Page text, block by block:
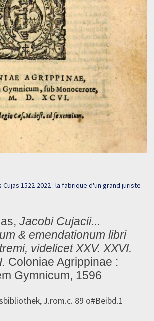
Cujas 1522-2022 : la fabrique d'un grand juriste
Jacobi Cujacii...
& emendationum libri
videlicet XXV. XXVI.
Coloniae Agrippinae :
Gymnicum, 1596
J.rom.c. 89 o#Beibd.1